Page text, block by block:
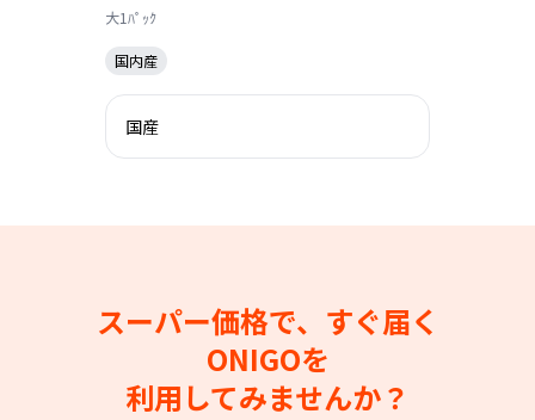
大1ﾊﾟｯｸ
国内産
国産
スーパー価格で、すぐ届く
ONIGOを
利用してみませんか？